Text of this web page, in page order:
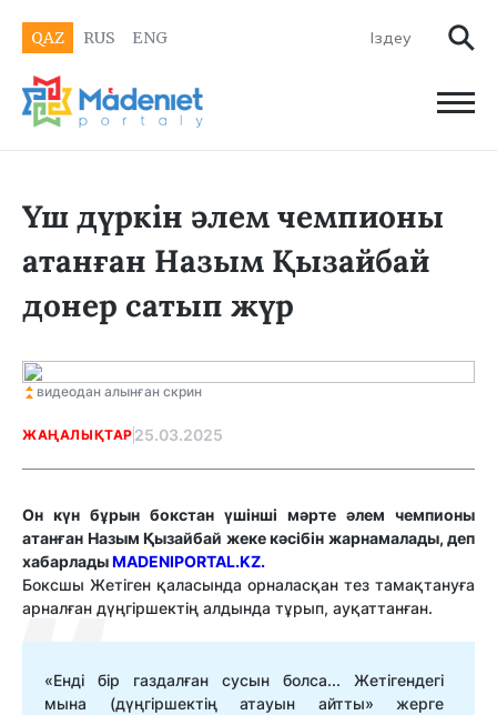
QAZ RUS ENG
Үш дүркін әлем чемпионы
атанған Назым Қызайбай
донер сатып жүр
видеодан алынған скрин
ЖАҢАЛЫҚТАР 25.03.2025
Он күн бұрын бокстан үшінші мәрте әлем чемпионы
атанған Назым Қызайбай жеке кәсібін жарнамалады, деп
хабарладыMADENIPORTAL.KZ.
Боксшы Жетіген қаласында орналасқан тез тамақтануға
арналған дүңгіршектің алдында тұрып, ауқаттанған.
«Енді бір газдалған сусын болса... Жетігендегі
мына (дүңгіршектің атауын айтты» жерге